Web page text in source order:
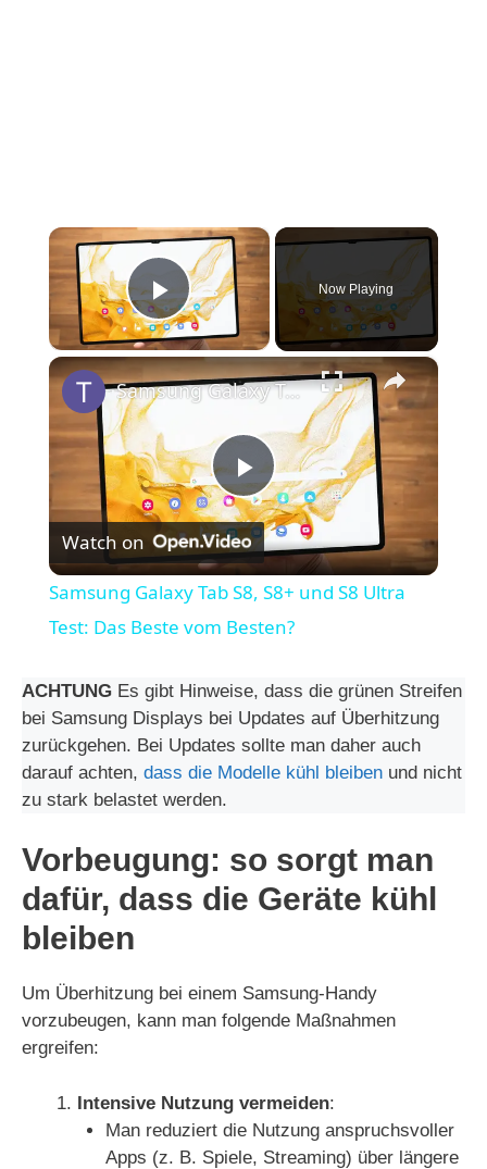
×
Play Video
Now Playing
×
P
l
a
y
V
d
o
Samsung Galaxy Tab S8, S8+ und S8 Ultra Test: Das Beste vom Besten?
Watch on
Samsung Galaxy Tab S8, S8+ und S8 Ultra
Test: Das Beste vom Besten?
ACHTUNG Es gibt Hinweise, dass die grünen Streifen
bei Samsung Displays bei Updates auf Überhitzung
zurückgehen. Bei Updates sollte man daher auch
darauf achten, dass die Modelle kühl bleiben und nicht
zu stark belastet werden.
Vorbeugung: so sorgt man
dafür, dass die Geräte kühl
bleiben
Um Überhitzung bei einem Samsung-Handy
vorzubeugen, kann man folgende Maßnahmen
ergreifen:
Intensive Nutzung vermeiden:
Man reduziert die Nutzung anspruchsvoller
Apps (z. B. Spiele, Streaming) über längere